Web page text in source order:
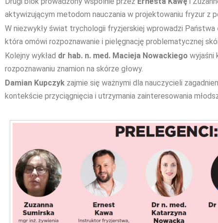
aktywizującym metodom nauczania w projektowaniu fryzur z
W niezwykły świat trychologii fryzjerskiej wprowadzi Państwa
która omówi rozpoznawanie i pielęgnację problematycznej
Kolejny wykład dr hab. n. med. Macieja Nowackiego wyjaśni
rozpoznawaniu znamion na skórze głowy.
Damian Kupczyk zajmie się ważnymi dla nauczycieli
kontekście przyciągnięcia i utrzymania zainteresowania